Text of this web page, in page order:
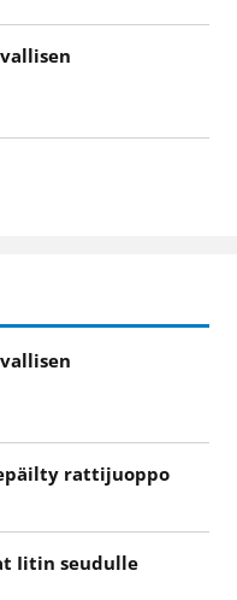
rattijuoppo
Iitin seudulle